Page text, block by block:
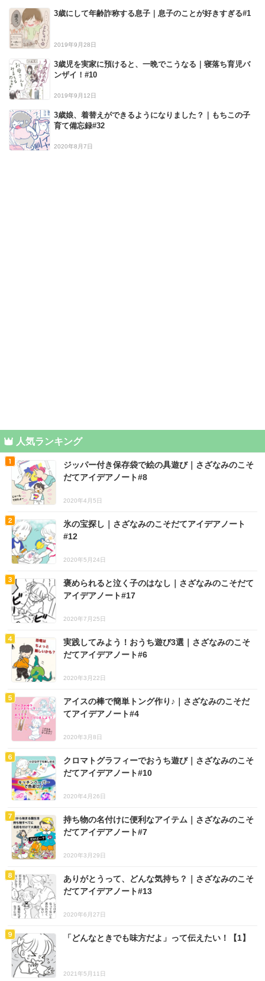
3歳にして年齢詐称する息子｜息子のことが好きすぎる#1
2019年9月28日
3歳児を実家に預けると、一晩でこうなる｜寝落ち育児バ
ンザイ！#10
2019年9月12日
3歳娘、着替えができるようになりました？｜もちこの子
育て備忘録#32
2020年8月7日
人気ランキング
ジッパー付き保存袋で絵の具遊び｜さざなみのこそ
だてアイデアノート#8
2020年4月5日
氷の宝探し｜さざなみのこそだてアイデアノート
#12
2020年5月24日
褒められると泣く子のはなし｜さざなみのこそだて
アイデアノート#17
2020年7月25日
実践してみよう！おうち遊び3選｜さざなみのこそ
だてアイデアノート#6
2020年3月22日
アイスの棒で簡単トング作り♪｜さざなみのこそだ
てアイデアノート#4
2020年3月8日
クロマトグラフィーでおうち遊び｜さざなみのこそ
だてアイデアノート#10
2020年4月26日
持ち物の名付けに便利なアイテム｜さざなみのこそ
だてアイデアノート#7
2020年3月29日
ありがとうって、どんな気持ち？｜さざなみのこそ
だてアイデアノート#13
2020年6月27日
「どんなときでも味方だよ」って伝えたい！【1】
2021年5月11日